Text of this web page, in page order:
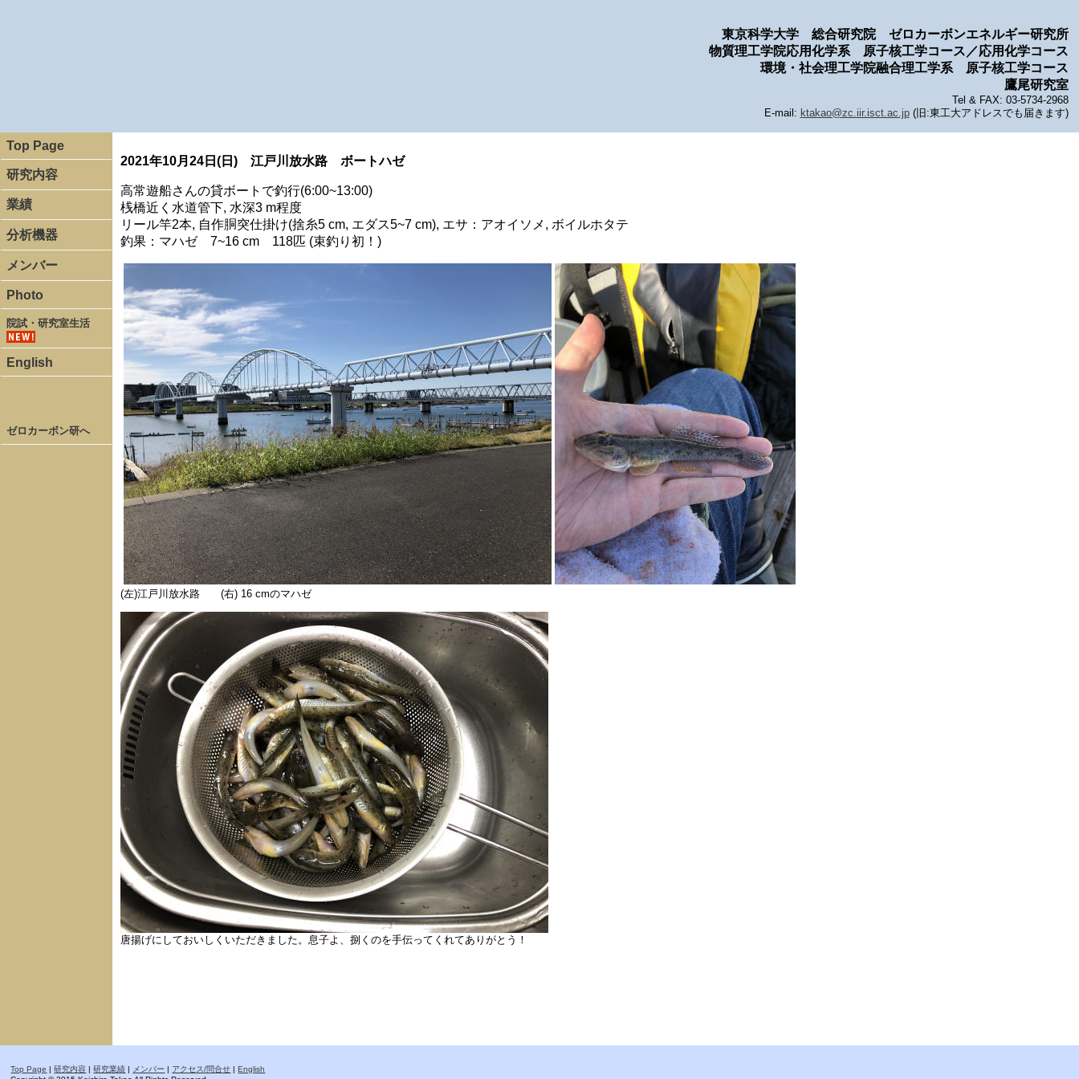
東京科学大学 総合研究院 ゼロカーボンエネルギー研究所
物質理工学院応用化学系 原子核工学コース／応用化学コース
環境・社会理工学院融合理工学系 原子核工学コース
鷹尾研究室
Tel & FAX: 03-5734-2968
E-mail: ktakao@zc.iir.isct.ac.jp(旧:東工大アドレスでも届きます)
Top Page
研究内容
業績
分析機器
メンバー
Photo
院試・研究室生活
English
ゼロカーボン研へ
2021年10月24日(日) 江戸川放水路 ボートハゼ
高常遊船さんの貸ボートで釣行(6:00~13:00)
桟橋近く水道管下, 水深3 m程度
リール竿2本, 自作胴突仕掛け(捨糸5 cm, エダス5~7 cm), エサ：アオイソメ, ボイルホタテ
釣果：マハゼ 7~16 cm 118匹 (束釣り初！)
(左)江戸川放水路 (右) 16 cmのマハゼ
唐揚げにしておいしくいただきました。息子よ、捌くのを手伝ってくれてありがとう！
Top Page |研究内容 |研究業績 メンバー アクセス/問合せ
English